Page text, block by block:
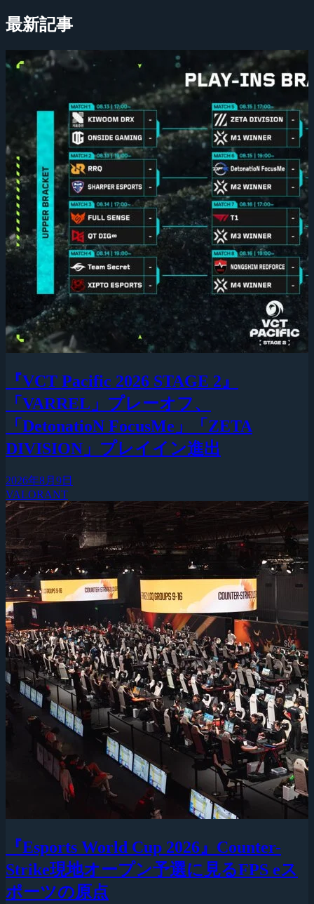
最新記事
『VCT Pacific 2026 STAGE 2』
「VARREL」プレーオフ、
「DetonatioN FocusMe」「ZETA
DIVISION」プレイイン進出
2026年8月9日
VALORANT
『Esports World Cup 2026』Counter-
Strike現地オープン予選に見るFPS eス
ポーツの原点